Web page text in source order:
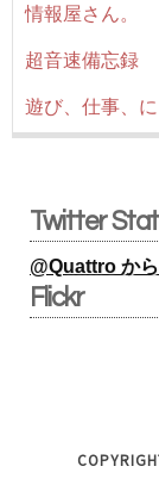
情報屋さん。
超音速備忘録
遊び、仕事、
Twitter
@Quattro か
Flickr